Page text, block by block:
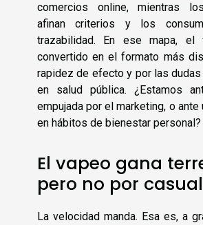
comercios online, mientras
afinan criterios y los
trazabilidad. En ese mapa, el
convertido en el formato más
rapidez de efecto y por las
en salud pública. ¿Estamos
empujada por el marketing, o ante
en hábitos de bienestar personal?
El vapeo gana
pero no por
La velocidad manda. Esa es, a